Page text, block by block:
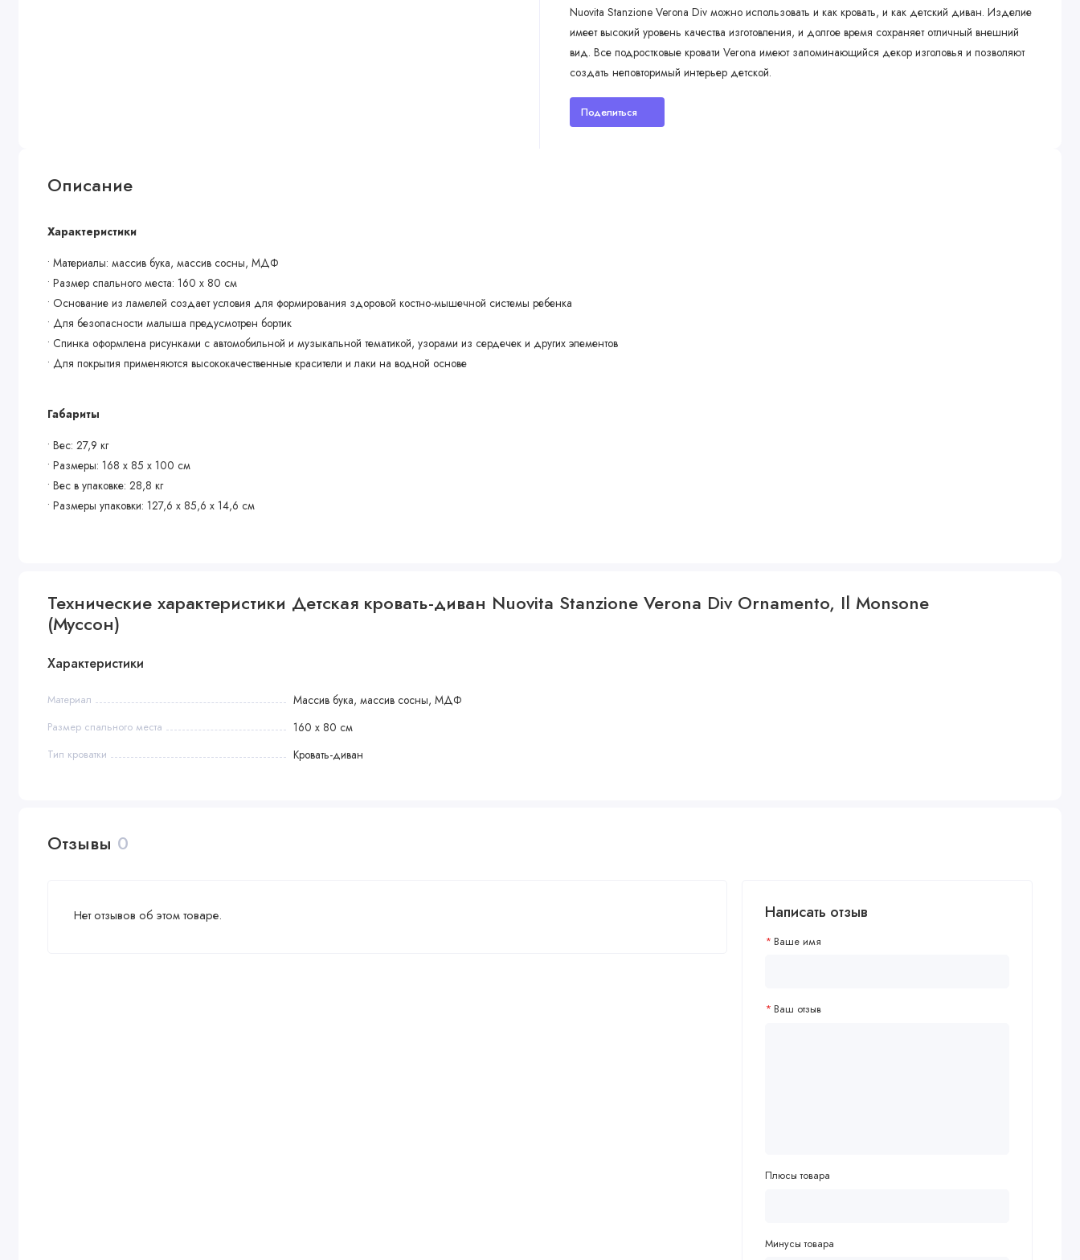
Nuovita Stanzione Verona Div можно использовать и как кровать, и как детский диван. Изделие
имеет высокий уровень качества изготовления, и долгое время сохраняет отличный внешний
вид. Все подростковые кровати Verona имеют запоминающийся декор изголовья и позволяют
создать неповторимый интерьер детской.
Поделиться
Описание
Характеристики
• Материалы: массив бука, массив сосны, МДФ
• Размер спального места: 160 х 80 см
• Основание из ламелей создает условия для формирования здоровой костно-мышечной системы ребенка
• Для безопасности малыша предусмотрен бортик
• Спинка оформлена рисунками с автомобильной и музыкальной тематикой, узорами из сердечек и других элементов
• Для покрытия применяются высококачественные красители и лаки на водной основе
Габариты
• Вес: 27,9 кг
• Размеры: 168 х 85 х 100 см
• Вес в упаковке: 28,8 кг
• Размеры упаковки: 127,6 х 85,6 х 14,6 см
Технические характеристики Детская кровать-диван Nuovita Stanzione Verona Div Ornamento, Il Monsone
(Муссон)
Характеристики
Материал Массив бука, массив сосны, МДФ
Размер спального места 160 х 80 см
Тип кроватки Кровать-диван
Отзывы 0
Нет отзывов об этом товаре. Написать отзыв
Ваше имя
Ваш отзыв
Плюсы товара
Минусы товара